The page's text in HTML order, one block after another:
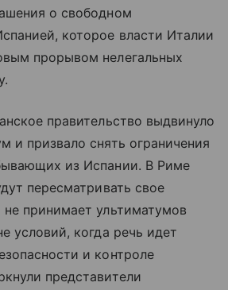
о свободном
которое власти Италии
прорывом нелегальных
правительство выдвинуло
и призвало снять ограничения
из Испании. В Риме
пересматривать свое
принимает ультиматумов
условий, когда речь идет
и контроле
представители